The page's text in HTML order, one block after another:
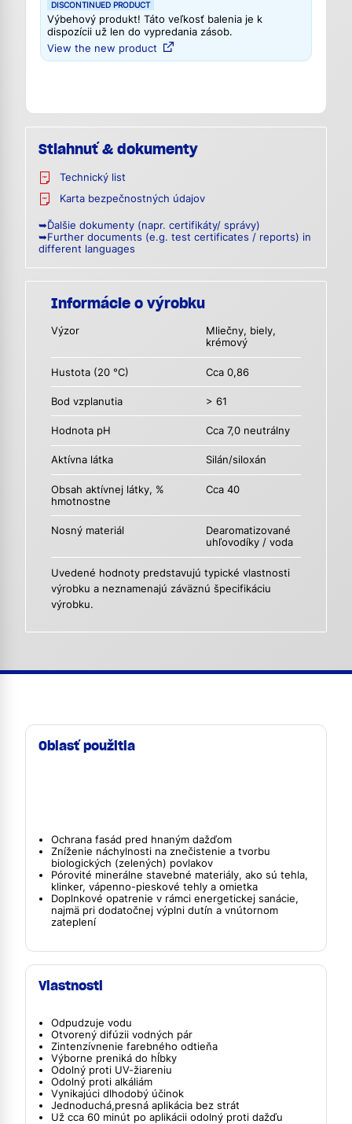
DISCONTINUED PRODUCT
Výbehový produkt! Táto veľkosť balenia je k
dispozícii už len do vypredania zásob.
View the new product
Stiahnuť & dokumenty
Technický list
Karta bezpečnostných údajov
➥Ďalšie dokumenty (napr. certifikáty/ správy)
➥Further documents (e.g. test certificates / reports) in
different languages
Informácie o výrobku
Výzor
Mliečny, biely,
krémový
Hustota (20 °C) Cca 0,86
Bod vzplanutia > 61
Hodnota pH Cca 7,0 neutrálny
Aktívna látka Silán/siloxán
Obsah aktívnej látky, %
hmotnostne
Cca 40
Nosný materiál
Dearomatizované
uhľovodíky / voda
Uvedené hodnoty predstavujú typické vlastnosti
výrobku a neznamenajú záväznú špecifikáciu
výrobku.
Oblasť použitia
Ochrana fasád pred hnaným dažďom
Zníženie náchylnosti na znečistenie a tvorbu
biologických (zelených) povlakov
Pórovité minerálne stavebné materiály, ako sú tehla,
klinker, vápenno-pieskové tehly a omietka
Doplnkové opatrenie v rámci energetickej sanácie,
najmä pri dodatočnej výplni dutín a vnútornom
zateplení
Vlastnosti
Odpudzuje vodu
Otvorený difúzii vodných pár
Zintenzívnenie farebného odtieňa
Výborne preniká do hĺbky
Odolný proti UV-žiareniu
Odolný proti alkáliám
Vynikajúci dlhodobý účinok
Jednoduchá,presná aplikácia bez strát
Už cca 60 minút po aplikácii odolný proti dažďu